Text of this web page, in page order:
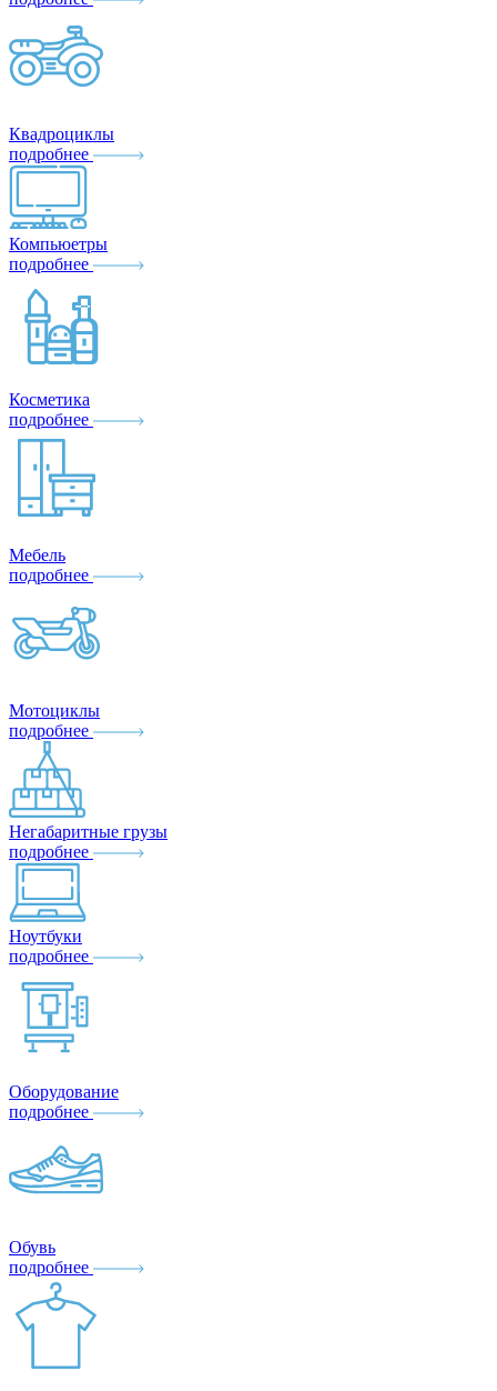
Квадроциклы
подробнее
Компьюетры
подробнее
Косметика
подробнее
Мебель
подробнее
Мотоциклы
подробнее
Негабаритные грузы
подробнее
Ноутбуки
подробнее
Оборудование
подробнее
Обувь
подробнее